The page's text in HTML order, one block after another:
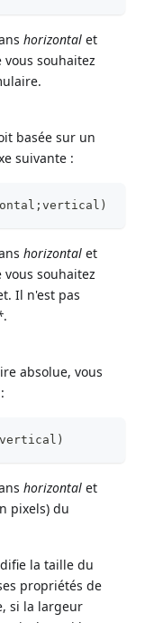
horizontal et
vous souhaitez
basée sur un
suivante :
horizontal et
vous souhaitez
Il n'est pas
.
absolue, vous
horizontal et
pixels) du
la taille du
propriétés de
si la largeur